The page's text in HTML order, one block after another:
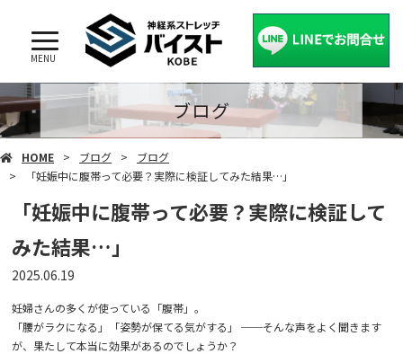
MENU
ブログ
HOME ブログ
ブログ
「妊娠中に腹帯って必要？実際に検証してみた結果…」
「妊娠中に腹帯って必要？実際に検証して
みた結果…」
2025.06.19
妊婦さんの多くが使っている「腹帯」。
「腰がラクになる」「姿勢が保てる気がする」 ──そんな声をよく聞きます
が、果たして本当に効果があるのでしょうか？